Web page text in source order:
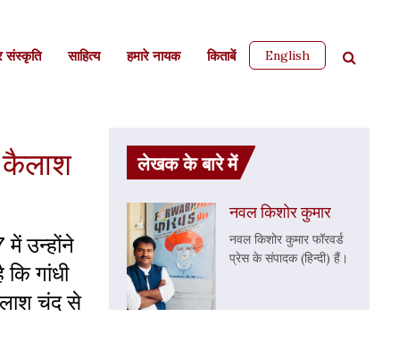
संस्कृति साहित्‍य हमारे नायक किताबें English
कैलाश
में उन्होंने
गांधी
चंद से
लेखक के बारे में
नवल किशोर कुमार
नवल किशोर कुमार फॉरवर्ड
प्रेस के संपादक (हिन्दी) हैं।